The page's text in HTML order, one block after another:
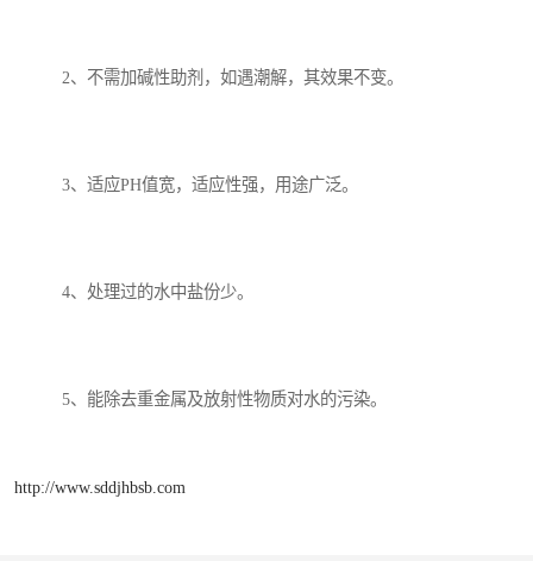
2、不需加碱性助剂，如遇潮解，其效果不变。
3、适应PH值宽，适应性强，用途广泛。
4、处理过的水中盐份少。
5、能除去重金属及放射性物质对水的污染。
http://www.sddjhbsb.com